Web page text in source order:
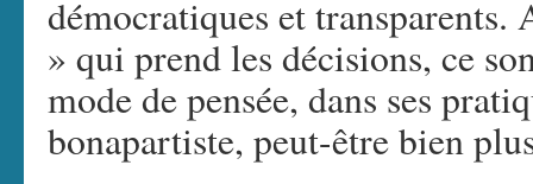
démocratiques et transparents.
» qui prend les décisions, ce
mode de pensée, dans ses
bonapartiste, peut-être bien